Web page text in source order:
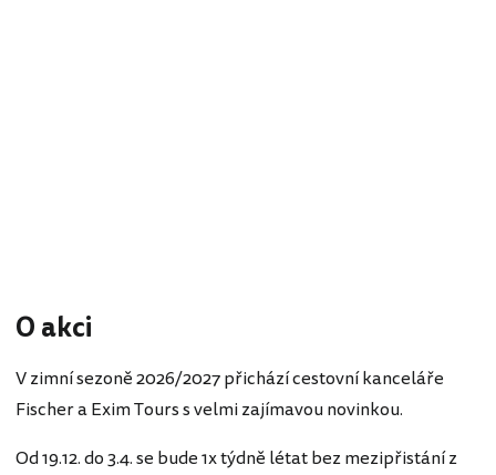
O akci
V zimní sezoně 2026/2027 přichází cestovní kanceláře
Fischer a Exim Tours s velmi zajímavou novinkou.
Od 19.12. do 3.4. se bude 1x týdně létat bez mezipřistání z